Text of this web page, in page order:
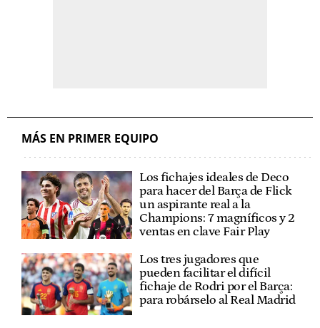
MÁS EN PRIMER EQUIPO
Los fichajes ideales de Deco
para hacer del Barça de Flick
un aspirante real a la
Champions: 7 magníficos y 2
ventas en clave Fair Play
Los tres jugadores que
pueden facilitar el difícil
fichaje de Rodri por el Barça:
para robárselo al Real Madrid